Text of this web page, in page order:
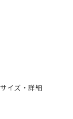
サイズ・詳細